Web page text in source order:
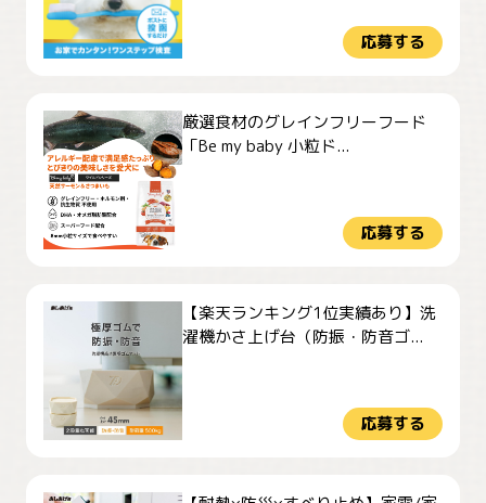
応募する
厳選食材のグレインフリーフード
「Be my baby 小粒ド...
応募する
【楽天ランキング1位実績あり】洗
濯機かさ上げ台（防振・防音ゴ...
応募する